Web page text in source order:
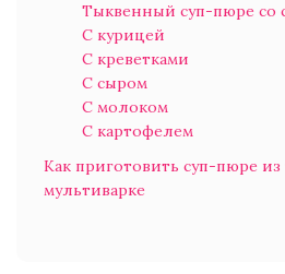
Тыквенный суп-пюре со
С курицей
С креветками
С сыром
С молоком
С картофелем
Как приготовить суп-пюре
мультиварке